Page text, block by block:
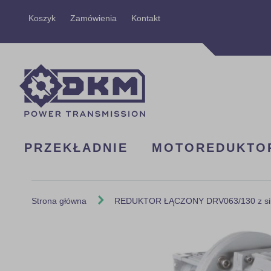
Koszyk Zamówienia KontaktPrzejdź
PRZEKŁADNIE
Strona główna REDUKTOR ŁĄCZONY DRV063/130 z